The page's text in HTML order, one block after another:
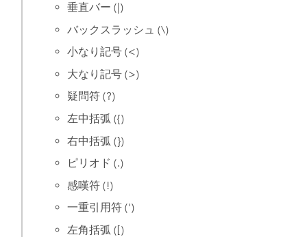
垂直バー (|)
バックスラッシュ (\)
小なり記号 (<)
大なり記号 (>)
疑問符 (?)
左中括弧 ({)
右中括弧 (})
ピリオド (.)
感嘆符 (!)
一重引用符 (')
左角括弧 ([)